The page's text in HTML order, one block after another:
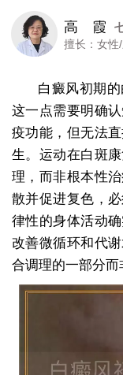
高 霞
擅长：女性
白癜风初期
这一点需要明确
疫功能，但无法
生。运动在白斑
理，而非根本性
散并促进复色，
律性的身体活动
改善微循环和代
合调理的一部分而